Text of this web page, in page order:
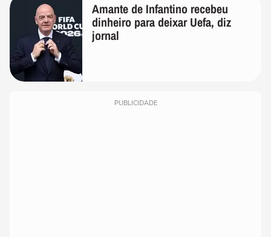
Amante de Infantino recebeu
dinheiro para deixar Uefa, diz
jornal
PUBLICIDADE